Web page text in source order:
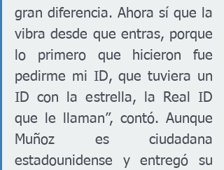
gran diferencia. Ahora sí que la
vibra desde que entras, porque
lo primero que hicieron fue
pedirme mi ID, que tuviera un
ID con la estrella, la Real ID
que le llaman”, contó. Aunque
Muñoz es ciudadana
estadounidense y entregó su